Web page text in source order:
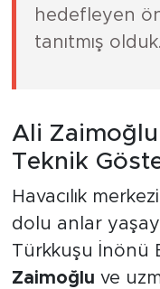
hedefleyen
tanıtmış
Ali
Teknik
Havacılık
dolu anlar
Türkkuşu İnönü
Zaimoğlu ve